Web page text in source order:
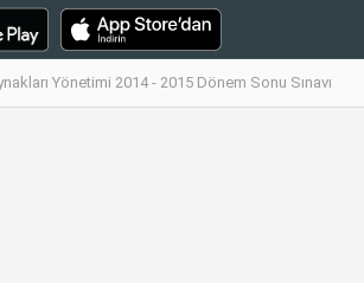
Yönetimi 2014 - 2015 Dönem Sonu Sınavı